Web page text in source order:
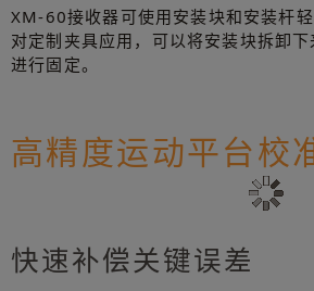
XM-60接收器可使用安装块和安装杆
对定制夹具应用，可以将安装块拆卸
进行固定。
高精度运动平台校
快速补偿关键误差